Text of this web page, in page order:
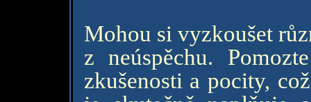
Mohou si vyzkoušet
z neúspěchu.
zkušenosti a pocity,